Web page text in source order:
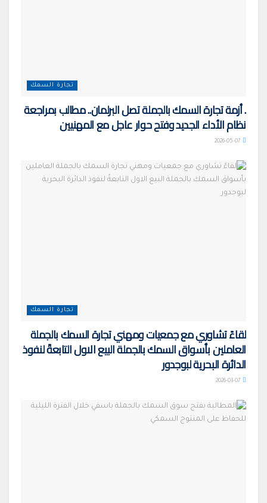
تجارة السمك
. أزمة تجارة السمك بالجملة تصل البرلمان.. مطالب بمراجعة
نظام الأداء الجديد وفتح حوار عاجل مع المهنيين
تجارة السمك
لقاءً تشاوري مع جمعيات ومهني تجارة السمك بالجملة
العاملين بأسواق السمك بالجملة البيع الاول التابعةً لنفوذ
الدائرة البحرية لبوجدور